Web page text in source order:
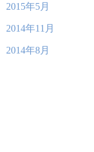
2015年5月
2014年11月
2014年8月